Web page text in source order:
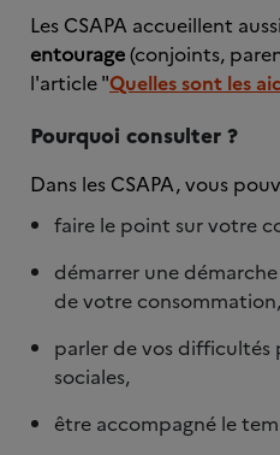
Les CSAPA accueillent
entourage(conjoints,
l'article "Quelles sont les
Pourquoi consulter ?
Dans les CSAPA, vous
faire le point sur votre
démarrer une
de votre consommation,
parler de vos difficultés
sociales,
être accompagné le